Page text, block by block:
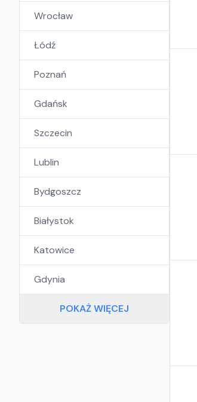
Wrocław
Łódź
Poznań
Gdańsk
Szczecin
Lublin
Bydgoszcz
Białystok
Katowice
Gdynia
POKAŻ WIĘCEJ